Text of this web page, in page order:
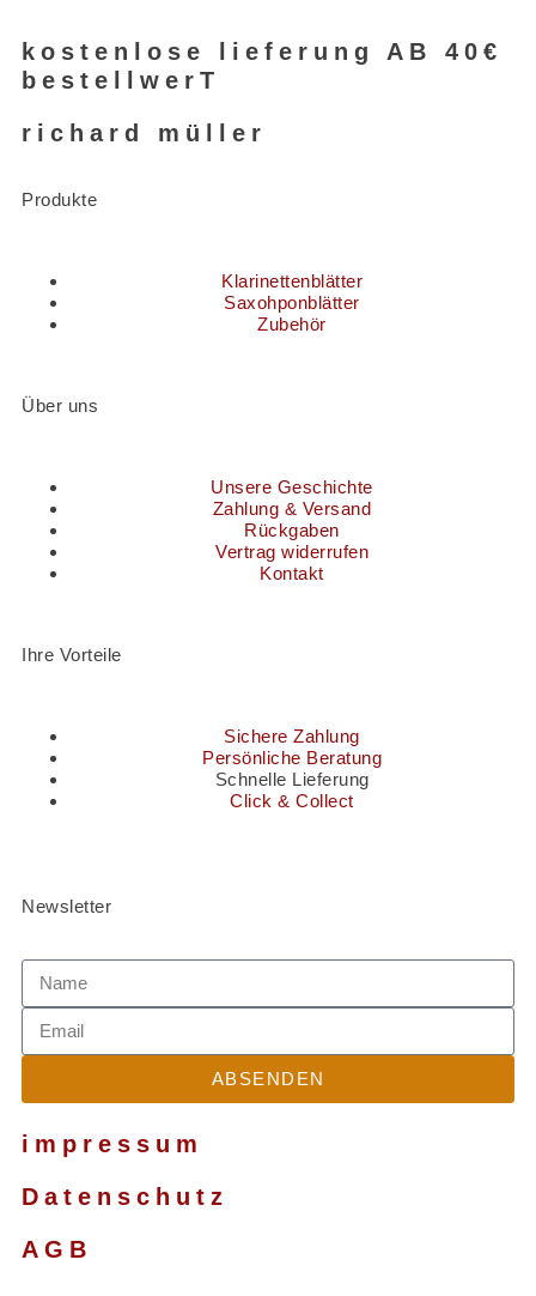
kostenlose lieferung AB 40€
bestellwerT
richard müller
Produkte
Klarinettenblätter
Saxohponblätter
Zubehör
Über uns
Unsere Geschichte
Zahlung & Versand
Rückgaben
Vertrag widerrufen
Kontakt
Ihre Vorteile
Sichere Zahlung
Persönliche Beratung
Schnelle Lieferung
Click & Collect
Newsletter
ABSENDEN
impressum
Datenschutz
AGB